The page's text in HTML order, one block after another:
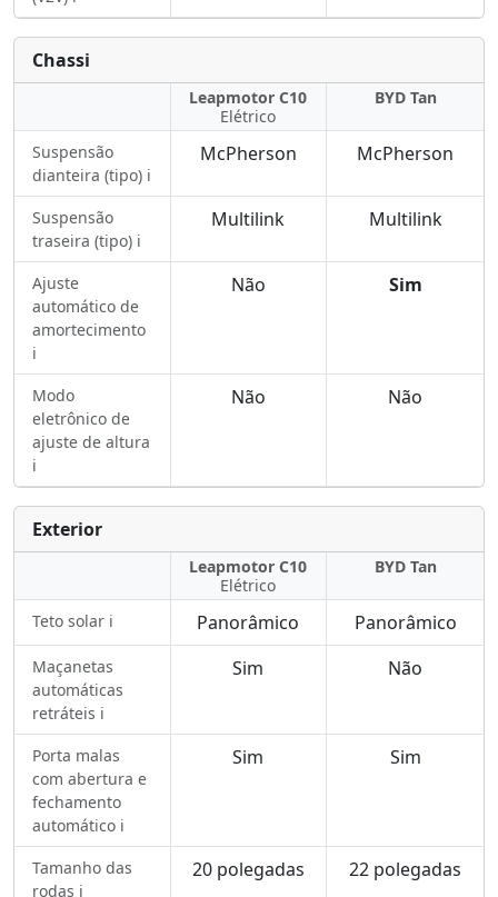
Chassi
Leapmotor C10
Elétrico
BYD Tan
Suspensão
dianteira (tipo) ℹ️
McPherson McPherson
Suspensão
traseira (tipo) ℹ️
Multilink Multilink
Ajuste
automático de
amortecimento
ℹ️
Não Sim
Modo
eletrônico de
ajuste de altura
ℹ️
Não Não
Exterior
Leapmotor C10
Elétrico
BYD Tan
Teto solar ℹ️ Panorâmico Panorâmico
Maçanetas
automáticas
retráteis ℹ️
Sim Não
Porta malas
com abertura e
fechamento
automático ℹ️
Sim Sim
Tamanho das
rodas ℹ️
20 polegadas 22 polegadas